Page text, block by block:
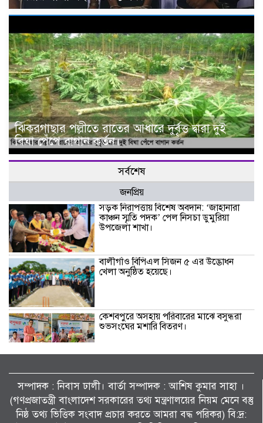
ঝিকরগাছার পল্লীতে রাতের আধারে দুর্বৃত্ত দ্বারা দুই
বিঘা পেঁপে বাগান কর্তন।
সর্বশেষ
জনপ্রিয়
সড়ক নিরাপত্তায় বিশেষ অবদান: ‘জাহানারা
কাঞ্চন স্মৃতি পদক’ পেল নিসচা ডুমুরিয়া
উপজেলা শাখা।
বালীগাঁও বিপিএল সিজন ৫ এর উদ্ভোধন
খেলা অনুষ্ঠিত হয়েছে।
কেশবপুরে অসহায় পরিবারের মাঝে বসুন্ধরা
শুভসংঘের মশারি বিতরণ।
দিলেন আনসার-ভিডিপির সদস্যরা।
সাংবাদিক মোয়াজ্জেম হোসেন রাসেলের পিতা
সম্পাদক : নিবাস ঢালী। বার্তা সম্পাদক : আশিষ কুমাৱ সাহা ।
(গণপ্রজাতন্ত্রী বাংলাদেশ সরকারের তথ্য মন্ত্রণালয়ের নিয়ম মেনে বস্তু
নিষ্ঠ তথ্য ভিত্তিক সংবাদ প্রচার করতে আমরা বদ্ধ পরিকর) বি:দ্র: